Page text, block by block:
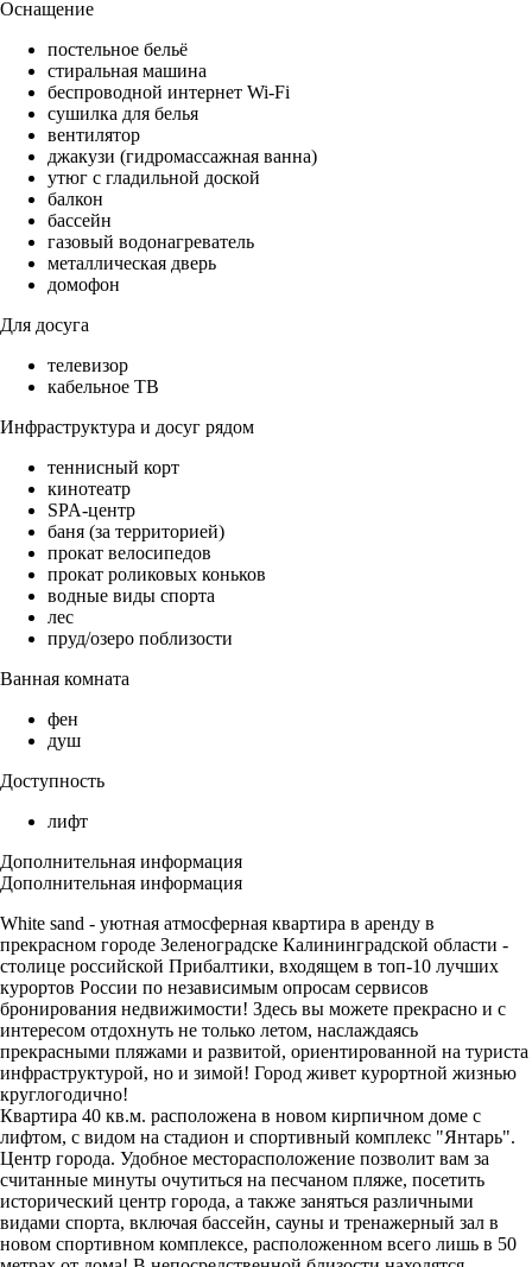
Оснащение
постельное бельё
стиральная машина
беспроводной интернет Wi-Fi
сушилка для белья
вентилятор
джакузи (гидромассажная ванна)
утюг с гладильной доской
балкон
бассейн
газовый водонагреватель
металлическая дверь
домофон
Для досуга
телевизор
кабельное ТВ
Инфраструктура и досуг рядом
теннисный корт
кинотеатр
SPA-центр
баня (за территорией)
прокат велосипедов
прокат роликовых коньков
водные виды спорта
лес
пруд/озеро поблизости
Ванная комната
фен
душ
Доступность
лифт
Дополнительная информация
Дополнительная информация
White sand - уютная атмосферная квартира в аренду в
прекрасном городе Зеленоградске Калининградской области -
столице российской Прибалтики, входящем в топ-10 лучших
курортов России по независимым опросам сервисов
бронирования недвижимости! Здесь вы можете прекрасно и с
интересом отдохнуть не только летом, наслаждаясь
прекрасными пляжами и развитой, ориентированной на туриста
инфраструктурой, но и зимой! Город живет курортной жизнью
круглогодично!
Квартира 40 кв.м. расположена в новом кирпичном доме с
лифтом, с видом на стадион и спортивный комплекс "Янтарь".
Центр города. Удобное месторасположение позволит вам за
считанные минуты очутиться на песчаном пляже, посетить
исторический центр города, а также заняться различными
видами спорта, включая бассейн, сауны и тренажерный зал в
новом спортивном комплексе, расположенном всего лишь в 50